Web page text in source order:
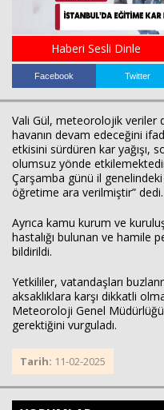
Haberi Sesli Dinle
Facebook Twitter
Vali Gül, meteorolojik veriler
havanın devam edeceğini
etkisini sürdüren kar yağışı,
olumsuz yönde
Çarşamba günü il
öğretime ara verilmiştir” dedi.
Ayrıca kamu kurum ve
hastalığı bulunan ve hamile
bildirildi.
Yetkililer, vatandaşları
aksaklıklara karşı dikkatli
Meteoroloji Genel
gerektiğini vurguladı.
Tarih: 11-02-2025